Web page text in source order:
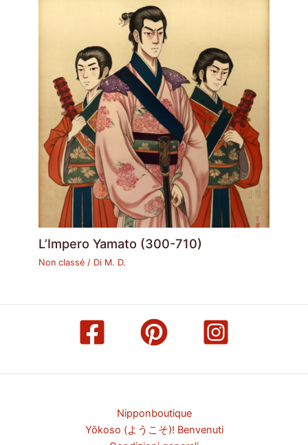
L’Impero Yamato (300-710)
Non classé / Di M. D.
Nipponboutique
Yōkoso (ようこそ)! Benvenuti